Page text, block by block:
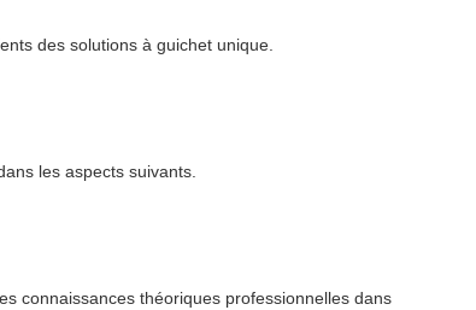
des solutions à guichet unique.
les aspects suivants.
connaissances théoriques professionnelles dans